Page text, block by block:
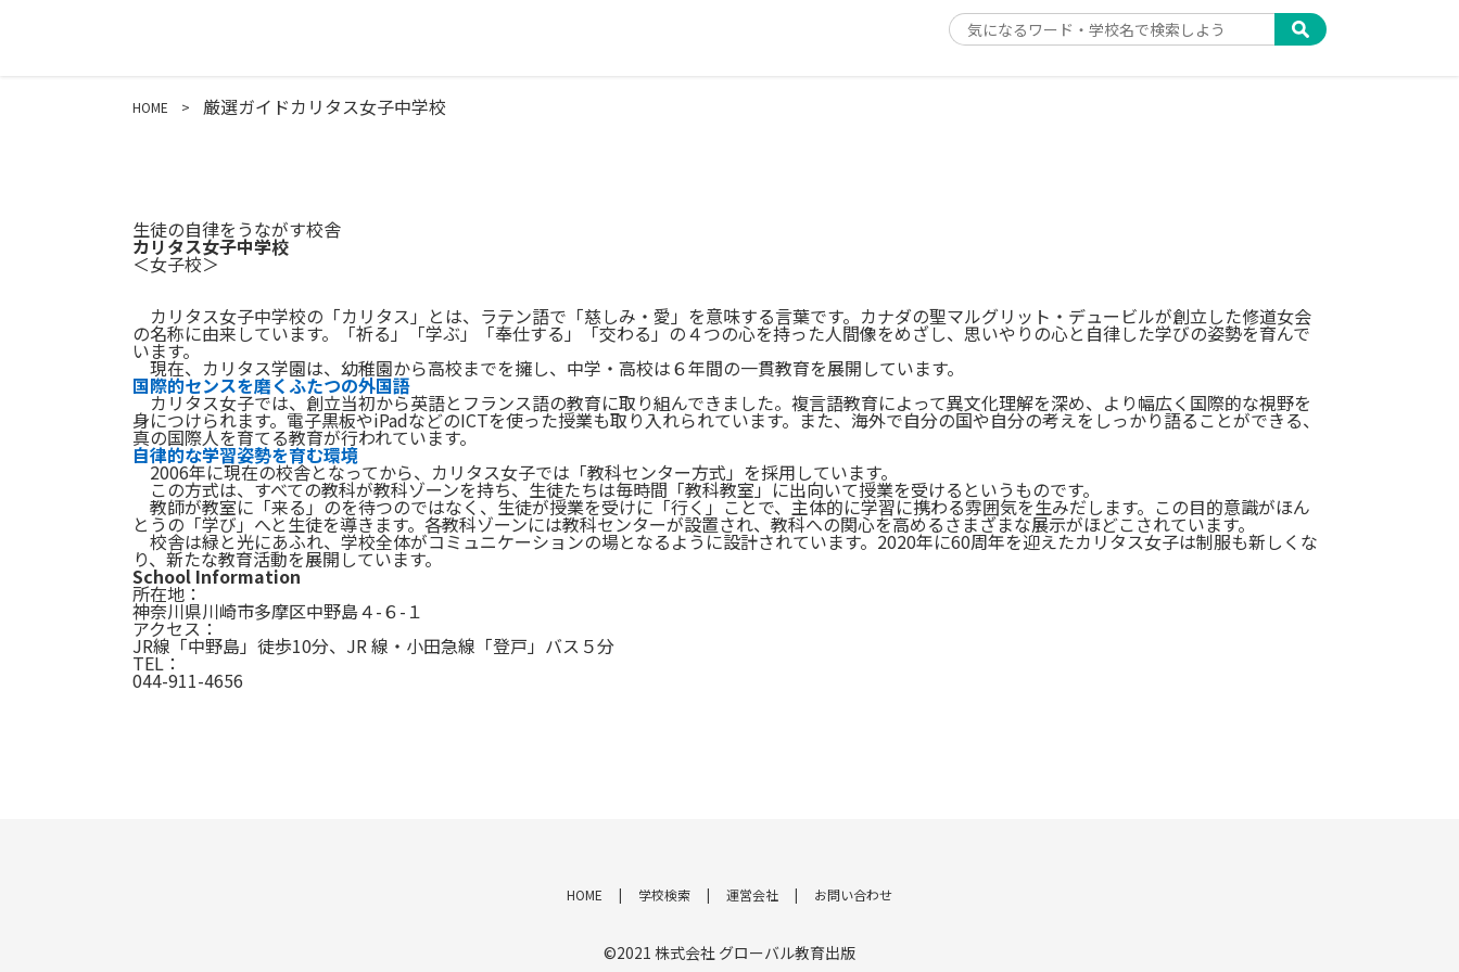
HOME 厳選ガイドカリタス女子中学校
生徒の自律をうながす校舎
カリタス女子中学校
＜女子校＞
カリタス女子中学校の「カリタス」とは、ラテン語で「慈しみ・愛」を意味する言葉です。カナダの聖マルグリット・デュービルが創立した修道女会
の名称に由来しています。「祈る」「学ぶ」「奉仕する」「交わる」の４つの心を持った人間像をめざし、思いやりの心と自律した学びの姿勢を育んで
います。
現在、カリタス学園は、幼稚園から高校までを擁し、中学・高校は６年間の一貫教育を展開しています。
国際的センスを磨くふたつの外国語
カリタス女子では、創立当初から英語とフランス語の教育に取り組んできました。複言語教育によって異文化理解を深め、より幅広く国際的な視野を
身につけられます。電子黒板やiPadなどのICTを使った授業も取り入れられています。また、海外で自分の国や自分の考えをしっかり語ることができる、
真の国際人を育てる教育が行われています。
自律的な学習姿勢を育む環境
2006年に現在の校舎となってから、カリタス女子では「教科センター方式」を採用しています。
この方式は、すべての教科が教科ゾーンを持ち、生徒たちは毎時間「教科教室」に出向いて授業を受けるというものです。
教師が教室に「来る」のを待つのではなく、生徒が授業を受けに「行く」ことで、主体的に学習に携わる雰囲気を生みだします。この目的意識がほん
とうの「学び」へと生徒を導きます。各教科ゾーンには教科センターが設置され、教科への関心を高めるさまざまな展示がほどこされています。
校舎は緑と光にあふれ、学校全体がコミュニケーションの場となるように設計されています。2020年に60周年を迎えたカリタス女子は制服も新しくな
り、新たな教育活動を展開しています。
School Information
所在地：
神奈川県川崎市多摩区中野島４-６-１
アクセス：
JR線「中野島」徒歩10分、JR 線・小田急線「登戸」バス５分
TEL：
044-911-4656
HOME 学校検索 運営会社 お問い合わせ
©2021 株式会社 グローバル教育出版